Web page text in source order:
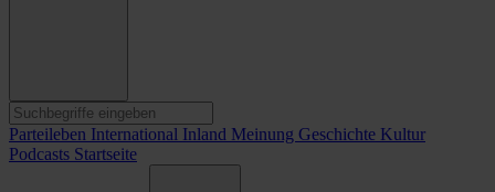
Parteileben International Inland Meinung Geschichte Kultur
Podcasts Startseite